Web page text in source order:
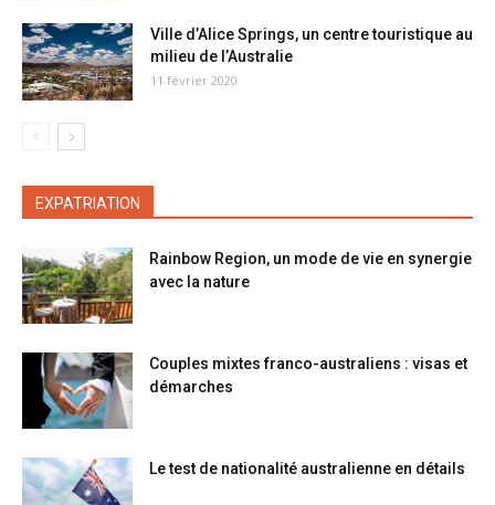
Ville d’Alice Springs, un centre touristique au
milieu de l’Australie
11 février 2020
EXPATRIATION
Rainbow Region, un mode de vie en synergie
avec la nature
Couples mixtes franco-australiens : visas et
démarches
Le test de nationalité australienne en détails